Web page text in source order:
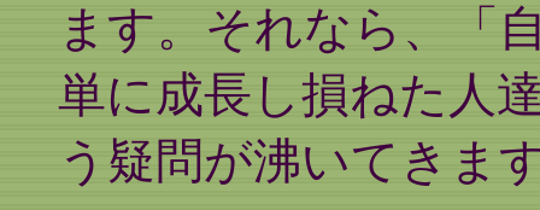
ます。それなら、「
単に成長し損ねた人
う疑問が沸いてきま